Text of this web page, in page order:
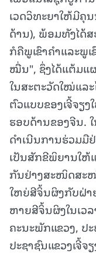
ເວດວິທະຍາໃຫ້ມີຄຸ
ດ້ານ), ພ້ອມທັງໄດ້
ກໍຄືພູເຂົາຄຳແລະພູ
ໝື່ນ", ຊຶ່ງໄດ້ແຕ້ມແ
ໃນສະຕະວັດໃໝ່ແລ
ຕົວແບບຂອງເຈີ້ຈຽ
ຮອບດ້ານຂອງຈີນ.
ດຳເນີນການຮ່ວມມື
ເປັນສັກຂີພິຍານໃ
ກັນຢ່າງສະໜິດສະ
ໃຫຍ່ສີຈິ້ນຜິງກັບຝ່າ
ຫາຍສີຈິ້ນຜິງໃນເວ
ຄະນະພັກແຂວງ, ປ
ປະຊາຊົນແຂວງເຈີ້